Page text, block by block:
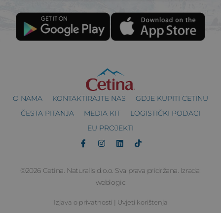
O NAMA KONTAKTIRAJTE NAS
GDJE KUPITI CETINU
ČESTA PITANJA
MEDIA KIT
LOGISTIČKI PODACI
EU PROJEKTI
©2026 Cetina. Naturalis d.o.o. Sva prava pridržana. Izrada:
weblogic
Izjava o privatnosti Uvjeti korištenja